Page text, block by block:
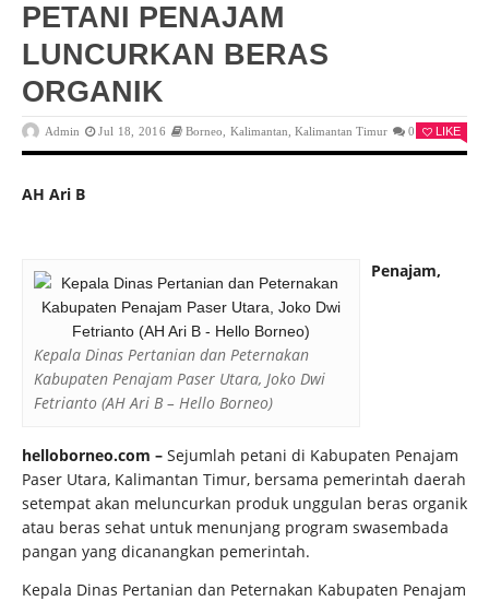
PETANI PENAJAM
LUNCURKAN BERAS
ORGANIK
Admin Jul 18, 2016 Borneo Kalimantan ,Kalimantan Timur 0 LIKE
AH Ari B
Kepala Dinas Pertanian dan Peternakan
Kabupaten Penajam Paser Utara, Joko Dwi
Fetrianto (AH Ari B – Hello Borneo)
Penajam,
helloborneo.com – Sejumlah petani di Kabupaten Penajam
Paser Utara, Kalimantan Timur, bersama pemerintah daerah
setempat akan meluncurkan produk unggulan beras organik
atau beras sehat untuk menunjang program swasembada
pangan yang dicanangkan pemerintah.
Kepala Dinas Pertanian dan Peternakan Kabupaten Penajam